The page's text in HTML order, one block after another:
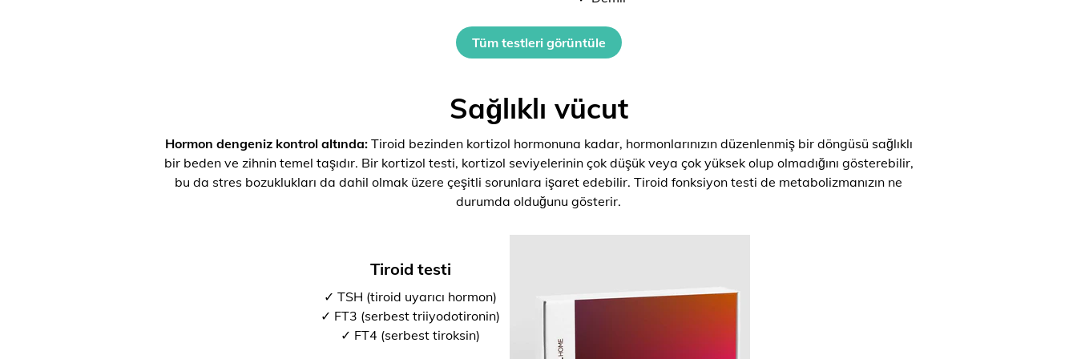
Tüm testleri görüntüle
Sağlıklı vücut
Hormon dengeniz kontrol altında:Tiroid bezinden kortizol hormonuna kadar, hormonlarınızın düzenlenmiş bir döngüsü sağlıklı
bir beden ve zihnin temel taşıdır. Bir kortizol testi, kortizol seviyelerinin çok düşük veya çok yüksek olup olmadığını gösterebilir,
bu da stres bozuklukları da dahil olmak üzere çeşitli sorunlara işaret edebilir. Tiroid fonksiyon testi de metabolizmanızın ne
durumda olduğunu gösterir.
Tiroid testi
✓ TSH (tiroid uyarıcı hormon)
✓ FT3 (serbest triiyodotironin)
✓ FT4 (serbest tiroksin)